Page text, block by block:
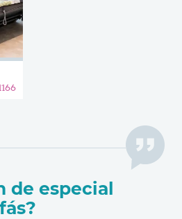
de especial